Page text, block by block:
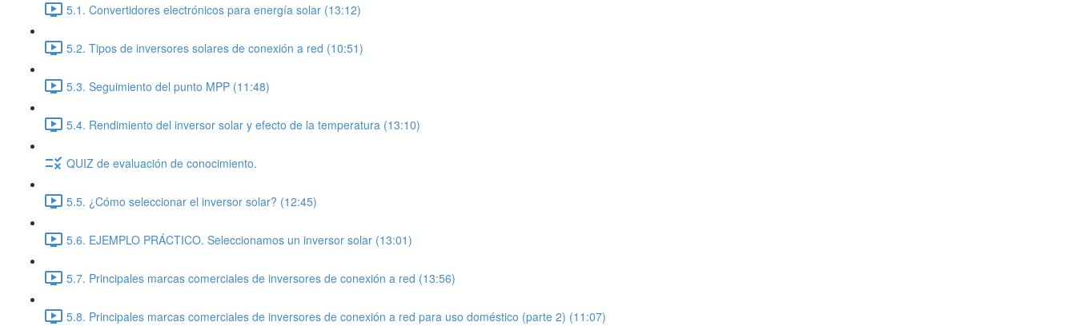
5.1. Convertidores electrónicos para energía solar (13:12)
5.2. Tipos de inversores solares de conexión a red (10:51)
5.3. Seguimiento del punto MPP (11:48)
5.4. Rendimiento del inversor solar y efecto de la temperatura (13:10)
QUIZ de evaluación de conocimiento.
5.5. ¿Cómo seleccionar el inversor solar? (12:45)
5.6. EJEMPLO PRÁCTICO. Seleccionamos un inversor solar (13:01)
5.7. Principales marcas comerciales de inversores de conexión a red (13:56)
5.8. Principales marcas comerciales de inversores de conexión a red para uso doméstico (parte 2) (11:07)